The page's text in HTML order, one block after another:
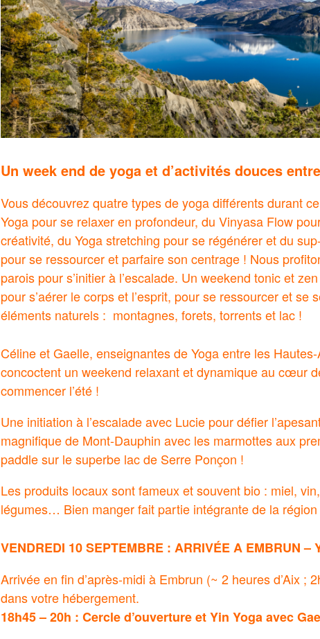
Un week end de yoga et d’activités douces
Vous découvrez quatre types de yoga différents durant
Yoga pour se relaxer en profondeur, du Vinyasa Flow
créativité, du Yoga stretching pour se régénérer et du
pour se ressourcer et parfaire son centrage ! Nous
parois pour s’initier à l’escalade. Un weekend tonic et
pour s’aérer le corps et l’esprit, pour se ressourcer et se
éléments naturels : montagnes, forets, torrents et lac !
Céline et Gaelle, enseignantes de Yoga entre les
concoctent un weekend relaxant et dynamique au cœur
commencer l’été !
Une initiation à l’escalade avec Lucie pour défier
magnifique de Mont-Dauphin avec les marmottes aux
paddle sur le superbe lac de Serre Ponçon !
Les produits locaux sont fameux et souvent bio : miel,
légumes… Bien manger fait partie intégrante de la région
VENDREDI 10 SEPTEMBRE : ARRIVÉE A EMBRUN –
Arrivée en fin d’après-midi à Embrun (~ 2 heures d’Aix ;
dans votre hébergement.
18h45 – 20h : Cercle d’ouverture et Yin Yoga avec